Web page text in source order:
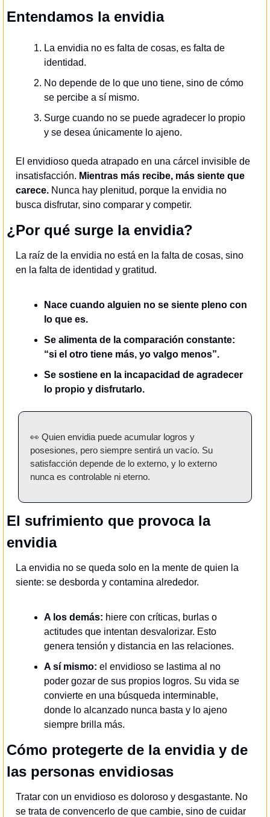
Entendamos la envidia
La envidia no es falta de cosas, es falta de
identidad.
No depende de lo que uno tiene, sino de cómo
se percibe a sí mismo.
Surge cuando no se puede agradecer lo propio
y se desea únicamente lo ajeno.
El envidioso queda atrapado en una cárcel invisible de
insatisfacción. Mientras más recibe, más siente que
carece. Nunca hay plenitud, porque la envidia no
busca disfrutar, sino comparar y competir.
¿Por qué surge la envidia?
La raíz de la envidia no está en la falta de cosas, sino
en la falta de identidad y gratitud.
Nace cuando alguien no se siente pleno con
lo que es.
Se alimenta de la comparación constante:
“si el otro tiene más, yo valgo menos”.
Se sostiene en la incapacidad de agradecer
lo propio y disfrutarlo.
👀 Quien envidia puede acumular logros y
posesiones, pero siempre sentirá un vacío. Su
satisfacción depende de lo externo, y lo externo
nunca es controlable ni eterno.
El sufrimiento que provoca la
envidia
La envidia no se queda solo en la mente de quien la
siente: se desborda y contamina alrededor.
A los demás: hiere con críticas, burlas o
actitudes que intentan desvalorizar. Esto
genera tensión y distancia en las relaciones.
A sí mismo: el envidioso se lastima al no
poder gozar de sus propios logros. Su vida se
convierte en una búsqueda interminable,
donde lo alcanzado nunca basta y lo ajeno
siempre brilla más.
Cómo protegerte de la envidia y de
las personas envidiosas
Tratar con un envidioso es doloroso y desgastante. No
se trata de convencerlo de que cambie, sino de cuidar